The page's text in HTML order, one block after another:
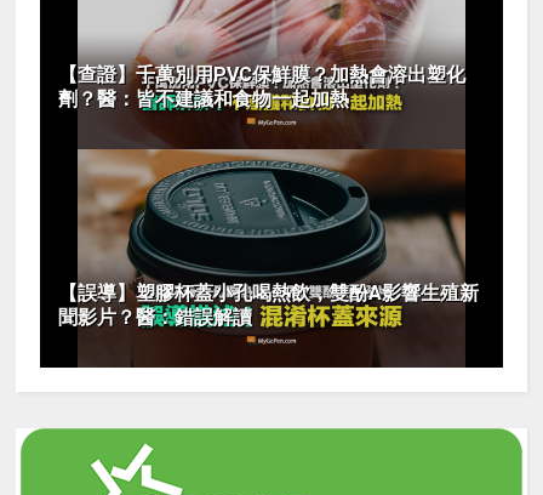
【查證】千萬別用PVC保鮮膜？加熱會溶出塑化
劑？醫：皆不建議和食物一起加熱
【誤導】塑膠杯蓋小孔喝熱飲，雙酚A影響生殖新
聞影片？醫：錯誤解讀